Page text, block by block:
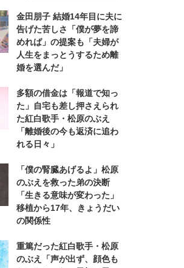
金田朋子 結婚14年目に夫に
告げた苦しさ「僕が夢を諦
めれば」の提案も「夫婦が
人生をまっとうするため離
婚を選んだ」
多額の借金は「報道で知っ
た」自宅も差し押さえられ
た紅白歌手・松原のぶえ
「離婚後の今も返済に追わ
れる日々」
「僕の腎臓あげるよ」松原
のぶえを救った弟の決断
「生きる意味が変わった」
移植から17年、きょうだい
の関係性
重篤だった紅白歌手・松原
のぶえ「声が出ず、顔色も